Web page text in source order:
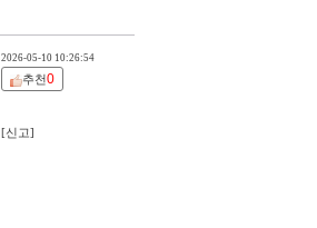
2026-05-10 10:26:54
추천0
[신고]